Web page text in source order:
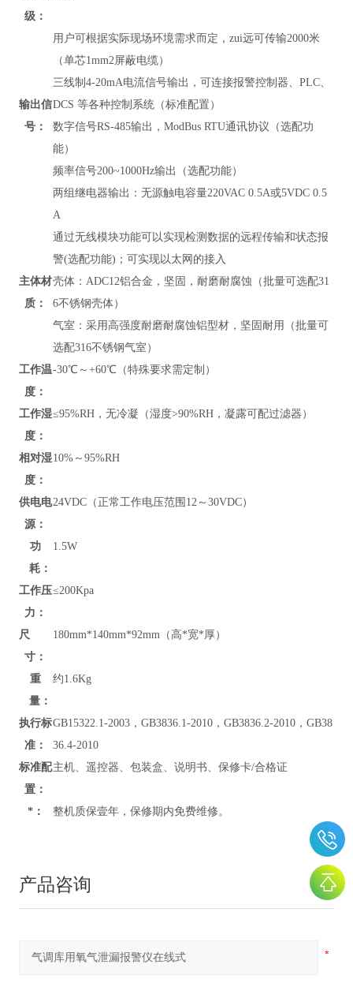
级：
输出信
号：
用户可根据实际现场环境需求而定，zui远可传输2000米
（单芯1mm2屏蔽电缆）
三线制4-20mA电流信号输出，可连接报警控制器、PLC、
DCS 等各种控制系统（标准配置）
数字信号RS-485输出， ModBus RTU通讯协议 （选配功
能）
频率信号200~1000Hz输出（选配功能）
两组继电器输出：无源触电容量220VAC 0.5A或5VDC 0.5
A
通过无线模块功能可以实现检测数据的远程传输和状态报
警(选配功能)；可实现以太网的接入
主体材
质：
壳体：ADC12铝合金，坚固，耐磨耐腐蚀（批量可选配31
6不锈钢壳体）
气室：采用高强度耐磨耐腐蚀铝型材，坚固耐用（批量可
选配316不锈钢气室）
工作温
度：
-30℃～+60℃（特殊要求需定制）
工作湿
度：
≤95%RH，无冷凝（湿度>90%RH，凝露可配过滤器）
相对湿
度：
10%～95%RH
供电电
源：
24VDC（正常工作电压范围12～30VDC）
功
耗：
1.5W
工作压
力：
≤200Kpa
尺
寸：
180mm*140mm*92mm（高*宽*厚）
重
量：
约1.6Kg
执行标
准：
GB15322.1-2003，GB3836.1-2010，GB3836.2-2010，GB38
36.4-2010
标准配
置：
主机、遥控器、包装盒、说明书、保修卡/合格证
*： 整机质保壹年，保修期内免费维修。
产品咨询